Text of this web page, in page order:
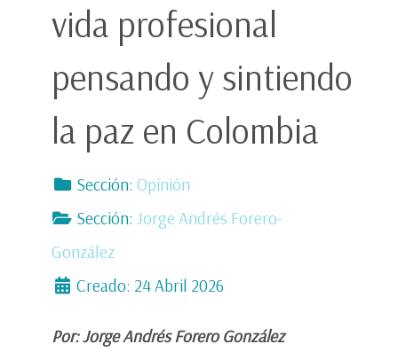
vida profesional
pensando y sintiendo
la paz en Colombia
Sección: Opinión
Sección: Jorge Andrés Forero-
González
Creado: 24 Abril 2026
Por: Jorge Andrés Forero González